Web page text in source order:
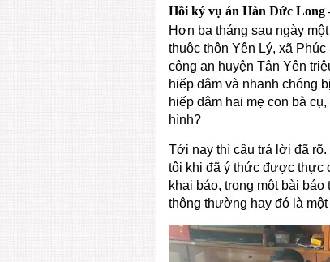
Hồi ký vụ án Hàn Đức Long
Hơn ba tháng sau ngày
thuộc thôn Yên Lý, xã
công an huyện Tân Yên
hiếp dâm và nhanh chóng
hiếp dâm hai mẹ con bà
hình?
Tới nay thì câu trả lời đã
tôi khi đã ý thức được thực
khai báo, trong một bài
thông thường hay đó là